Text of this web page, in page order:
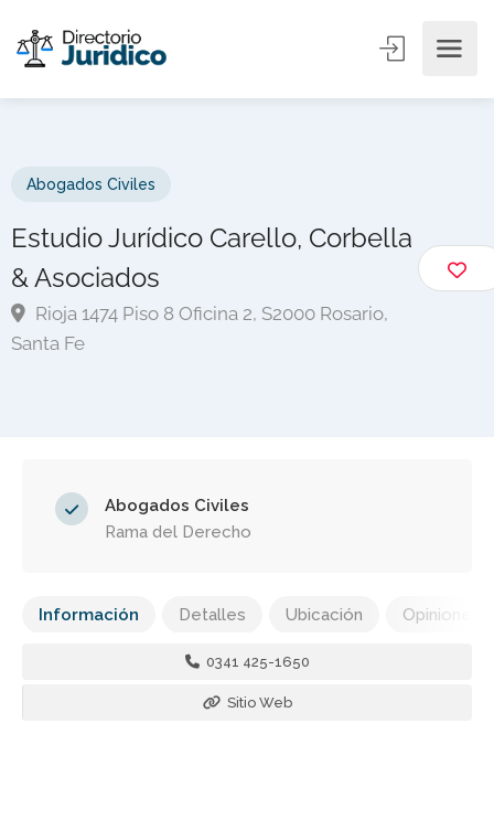
Abogados Civiles
Estudio Jurídico Carello, Corbella
& Asociados
Rioja 1474 Piso 8 Oficina 2, S2000 Rosario,
Santa Fe
Abogados Civiles
Rama del Derecho
Información Detalles Ubicación Opiniones
0341 425-1650
Sitio Web